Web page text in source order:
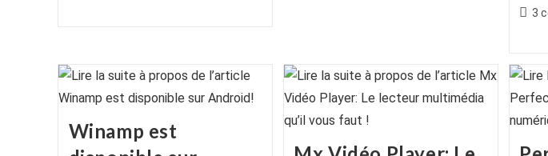
de 3
Winamp est